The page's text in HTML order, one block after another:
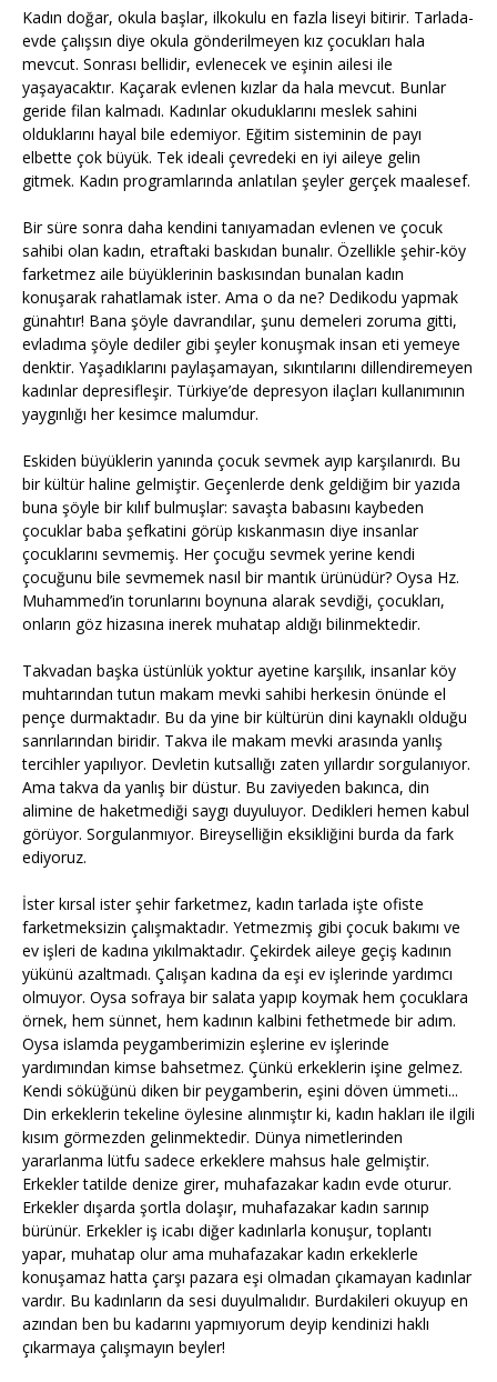
Kadın doğar, okula başlar, ilkokulu en fazla liseyi bitirir. Tarlada-
evde çalışsın diye okula gönderilmeyen kız çocukları hala
mevcut. Sonrası bellidir, evlenecek ve eşinin ailesi ile
yaşayacaktır. Kaçarak evlenen kızlar da hala mevcut. Bunlar
geride filan kalmadı. Kadınlar okuduklarını meslek sahini
olduklarını hayal bile edemiyor. Eğitim sisteminin de payı
elbette çok büyük. Tek ideali çevredeki en iyi aileye gelin
gitmek. Kadın programlarında anlatılan şeyler gerçek maalesef.
Bir süre sonra daha kendini tanıyamadan evlenen ve çocuk
sahibi olan kadın, etraftaki baskıdan bunalır. Özellikle şehir-köy
farketmez aile büyüklerinin baskısından bunalan kadın
konuşarak rahatlamak ister. Ama o da ne? Dedikodu yapmak
günahtır! Bana şöyle davrandılar, şunu demeleri zoruma gitti,
evladıma şöyle dediler gibi şeyler konuşmak insan eti yemeye
denktir. Yaşadıklarını paylaşamayan, sıkıntılarını dillendiremeyen
kadınlar depresifleşir. Türkiye’de depresyon ilaçları kullanımının
yaygınlığı her kesimce malumdur.
Eskiden büyüklerin yanında çocuk sevmek ayıp karşılanırdı. Bu
bir kültür haline gelmiştir. Geçenlerde denk geldiğim bir yazıda
buna şöyle bir kılıf bulmuşlar: savaşta babasını kaybeden
çocuklar baba şefkatini görüp kıskanmasın diye insanlar
çocuklarını sevmemiş. Her çocuğu sevmek yerine kendi
çocuğunu bile sevmemek nasıl bir mantık ürünüdür? Oysa Hz.
Muhammed’in torunlarını boynuna alarak sevdiği, çocukları,
onların göz hizasına inerek muhatap aldığı bilinmektedir.
Takvadan başka üstünlük yoktur ayetine karşılık, insanlar köy
muhtarından tutun makam mevki sahibi herkesin önünde el
pençe durmaktadır. Bu da yine bir kültürün dini kaynaklı olduğu
sanrılarından biridir. Takva ile makam mevki arasında yanlış
tercihler yapılıyor. Devletin kutsallığı zaten yıllardır sorgulanıyor.
Ama takva da yanlış bir düstur. Bu zaviyeden bakınca, din
alimine de haketmediği saygı duyuluyor. Dedikleri hemen kabul
görüyor. Sorgulanmıyor. Bireyselliğin eksikliğini burda da fark
ediyoruz.
İster kırsal ister şehir farketmez, kadın tarlada işte ofiste
farketmeksizin çalışmaktadır. Yetmezmiş gibi çocuk bakımı ve
ev işleri de kadına yıkılmaktadır. Çekirdek aileye geçiş kadının
yükünü azaltmadı. Çalışan kadına da eşi ev işlerinde yardımcı
olmuyor. Oysa sofraya bir salata yapıp koymak hem çocuklara
örnek, hem sünnet, hem kadının kalbini fethetmede bir adım.
Oysa islamda peygamberimizin eşlerine ev işlerinde
yardımından kimse bahsetmez. Çünkü erkeklerin işine gelmez.
Kendi söküğünü diken bir peygamberin, eşini döven ümmeti...
Din erkeklerin tekeline öylesine alınmıştır ki, kadın hakları ile ilgili
kısım görmezden gelinmektedir. Dünya nimetlerinden
yararlanma lütfu sadece erkeklere mahsus hale gelmiştir.
Erkekler tatilde denize girer, muhafazakar kadın evde oturur.
Erkekler dışarda şortla dolaşır, muhafazakar kadın sarınıp
bürünür. Erkekler iş icabı diğer kadınlarla konuşur, toplantı
yapar, muhatap olur ama muhafazakar kadın erkeklerle
konuşamaz hatta çarşı pazara eşi olmadan çıkamayan kadınlar
vardır. Bu kadınların da sesi duyulmalıdır. Burdakileri okuyup en
azından ben bu kadarını yapmıyorum deyip kendinizi haklı
çıkarmaya çalışmayın beyler!